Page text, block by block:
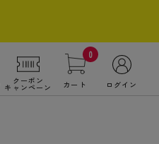
クーポン
キャンペーン
0
カート ログイン